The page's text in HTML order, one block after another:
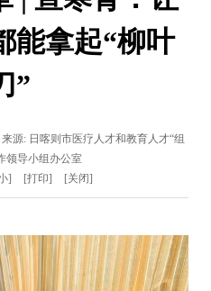
能拿起“柳叶
”
来源: 日喀则市医疗人才和教育人才“组
领导小组办公室
] [打印] [关闭]